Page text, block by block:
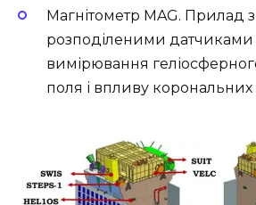
Магнітометр MAG. Прилад
розподіленими датчиками
вимірювання
поля і впливу